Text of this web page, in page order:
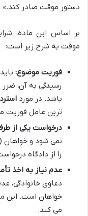
دستور موقت صادر کند.»
بر اساس این ماده،
موقت به شرح زیر است:
فوریت موضوع:
رسیدگی به آن، ضرر
باشد. در مورد
ترین عامل
درخواست یکی از
نمی شود و خواهان
را از دادگاه
عدم نیاز به اخذ
دعاوی خانوادگی،
خواهان است. این
می کند.